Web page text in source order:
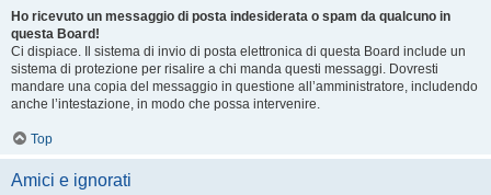
Ho ricevuto un messaggio di posta indesiderata o spam da qualcuno in
questa Board!
Ci dispiace. Il sistema di invio di posta elettronica di questa Board include un
sistema di protezione per risalire a chi manda questi messaggi. Dovresti
mandare una copia del messaggio in questione all’amministratore, includendo
anche l’intestazione, in modo che possa intervenire.
Top
Amici e ignorati